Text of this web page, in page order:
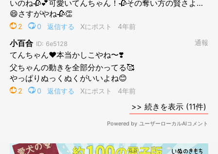
ポカポカあったかいんやわ。。
あ、そや！
水飲みに行くフリして戸を開けてもらお
てんぽ